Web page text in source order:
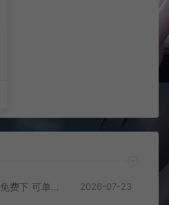
整理市面上千款素材 会员免费下 可单独买-5个多G 2026-07-23